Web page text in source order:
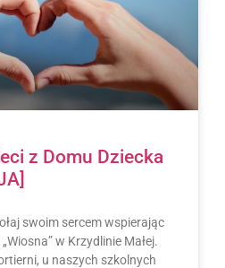
z Domu Dziecka
swoim sercem wspierając
w Krzydlinie Małej.
u naszych szkolnych